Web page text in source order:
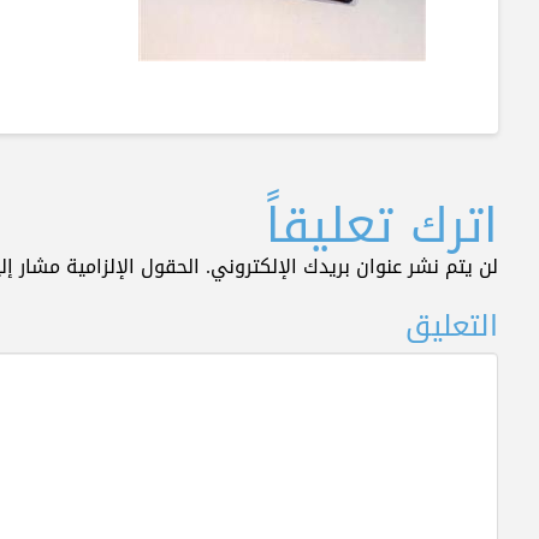
اترك تعليقاً
لن يتم نشر عنوان بريدك الإلكتروني. الحقول الإلزامية مشار
التعليق